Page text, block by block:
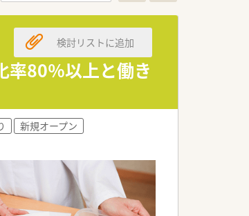
率80％以上と働き
検討リストに追加
新規オープン